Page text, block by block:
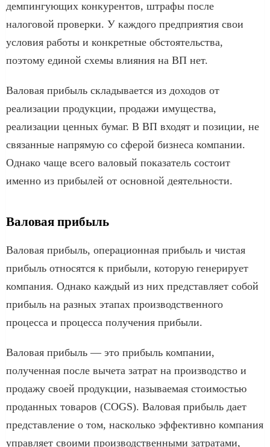
демпингующих конкурентов, штрафы после
налоговой проверки. У каждого предприятия свои
условия работы и конкретные обстоятельства,
поэтому единой схемы влияния на ВП нет.
Валовая прибыль складывается из доходов от
реализации продукции, продажи имущества,
реализации ценных бумаг. В ВП входят и позиции, не
связанные напрямую со сферой бизнеса компании.
Однако чаще всего валовый показатель состоит
именно из прибылей от основной деятельности.
Валовая прибыль
Валовая прибыль, операционная прибыль и чистая
прибыль относятся к прибыли, которую генерирует
компания. Однако каждый из них представляет собой
прибыль на разных этапах производственного
процесса и процесса получения прибыли.
Валовая прибыль — это прибыль компании,
полученная после вычета затрат на производство и
продажу своей продукции, называемая стоимостью
проданных товаров (COGS). Валовая прибыль дает
представление о том, насколько эффективно компания
управляет своими производственными затратами,